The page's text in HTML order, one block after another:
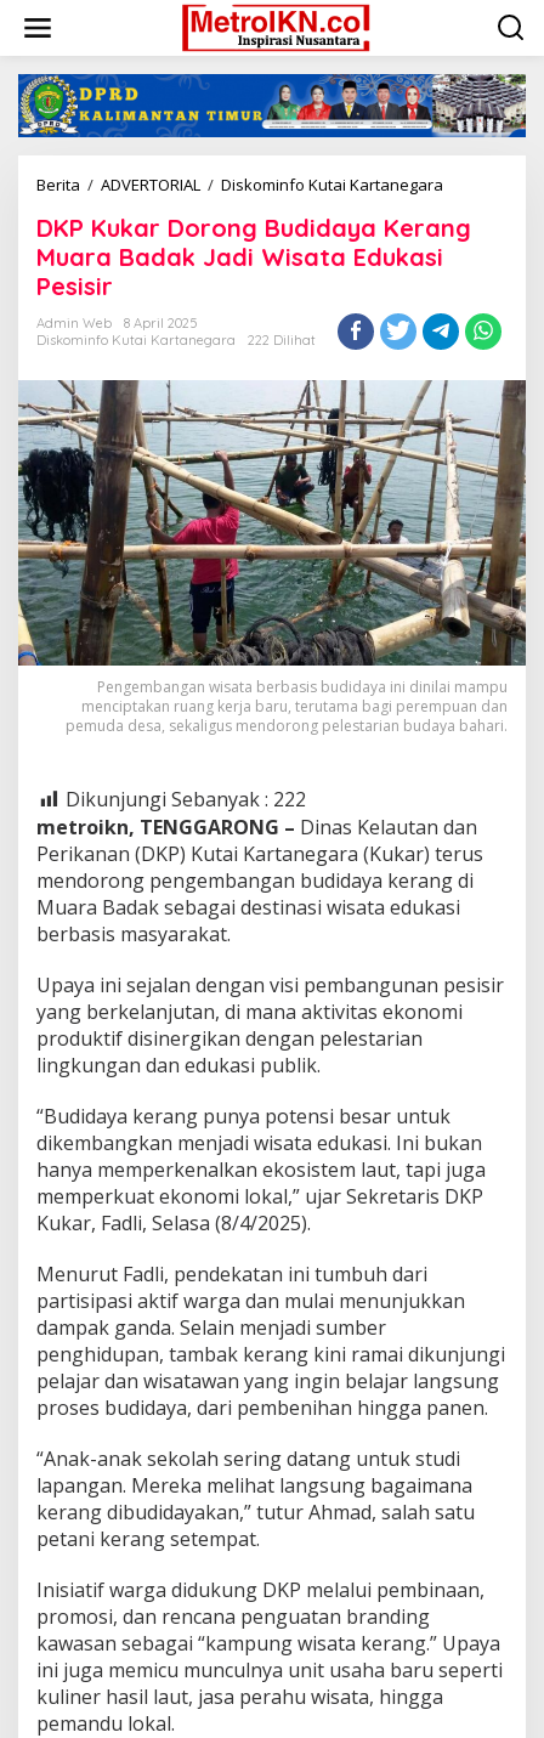
konten
Berita / ADVERTORIAL / Diskominfo Kutai Kartanegara
Dorong
Budidaya
Badak
Jadi
Edukasi
Pesisir
DKP Kukar Dorong Budidaya Kerang
Muara Badak Jadi Wisata Edukasi
Pesisir
Admin Web
8 April 2025
Diskominfo Kutai Kartanegara
222 Dilihat
Pengembangan wisata berbasis budidaya ini dinilai mampu
menciptakan ruang kerja baru, terutama bagi perempuan dan
pemuda desa, sekaligus mendorong pelestarian budaya bahari.
Dikunjungi Sebanyak : 222
metroikn, TENGGARONG – Dinas Kelautan dan
Perikanan (DKP) Kutai Kartanegara (Kukar) terus
mendorong pengembangan budidaya kerang di
Muara Badak sebagai destinasi wisata edukasi
berbasis masyarakat.
Upaya ini sejalan dengan visi pembangunan pesisir
yang berkelanjutan, di mana aktivitas ekonomi
produktif disinergikan dengan pelestarian
lingkungan dan edukasi publik.
“Budidaya kerang punya potensi besar untuk
dikembangkan menjadi wisata edukasi. Ini bukan
hanya memperkenalkan ekosistem laut, tapi juga
memperkuat ekonomi lokal,” ujar Sekretaris DKP
Kukar, Fadli, Selasa (8/4/2025).
Menurut Fadli, pendekatan ini tumbuh dari
partisipasi aktif warga dan mulai menunjukkan
dampak ganda. Selain menjadi sumber
penghidupan, tambak kerang kini ramai dikunjungi
pelajar dan wisatawan yang ingin belajar langsung
proses budidaya, dari pembenihan hingga panen.
“Anak-anak sekolah sering datang untuk studi
lapangan. Mereka melihat langsung bagaimana
kerang dibudidayakan,” tutur Ahmad, salah satu
petani kerang setempat.
Inisiatif warga didukung DKP melalui pembinaan,
promosi, dan rencana penguatan branding
kawasan sebagai “kampung wisata kerang.” Upaya
ini juga memicu munculnya unit usaha baru seperti
kuliner hasil laut, jasa perahu wisata, hingga
pemandu lokal.